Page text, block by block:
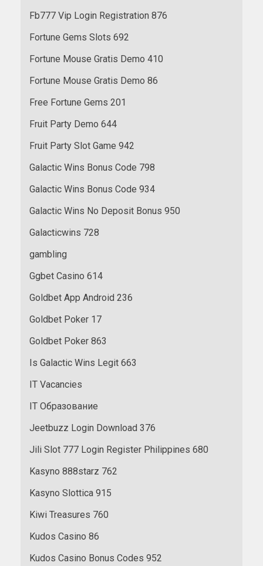
Fb777 Vip Login Registration 876
Fortune Gems Slots 692
Fortune Mouse Gratis Demo 410
Fortune Mouse Gratis Demo 86
Free Fortune Gems 201
Fruit Party Demo 644
Fruit Party Slot Game 942
Galactic Wins Bonus Code 798
Galactic Wins Bonus Code 934
Galactic Wins No Deposit Bonus 950
Galacticwins 728
gambling
Ggbet Casino 614
Goldbet App Android 236
Goldbet Poker 17
Goldbet Poker 863
Is Galactic Wins Legit 663
IT Vacancies
IT Образование
Jeetbuzz Login Download 376
Jili Slot 777 Login Register Philippines 680
Kasyno 888starz 762
Kasyno Slottica 915
Kiwi Treasures 760
Kudos Casino 86
Kudos Casino Bonus Codes 952